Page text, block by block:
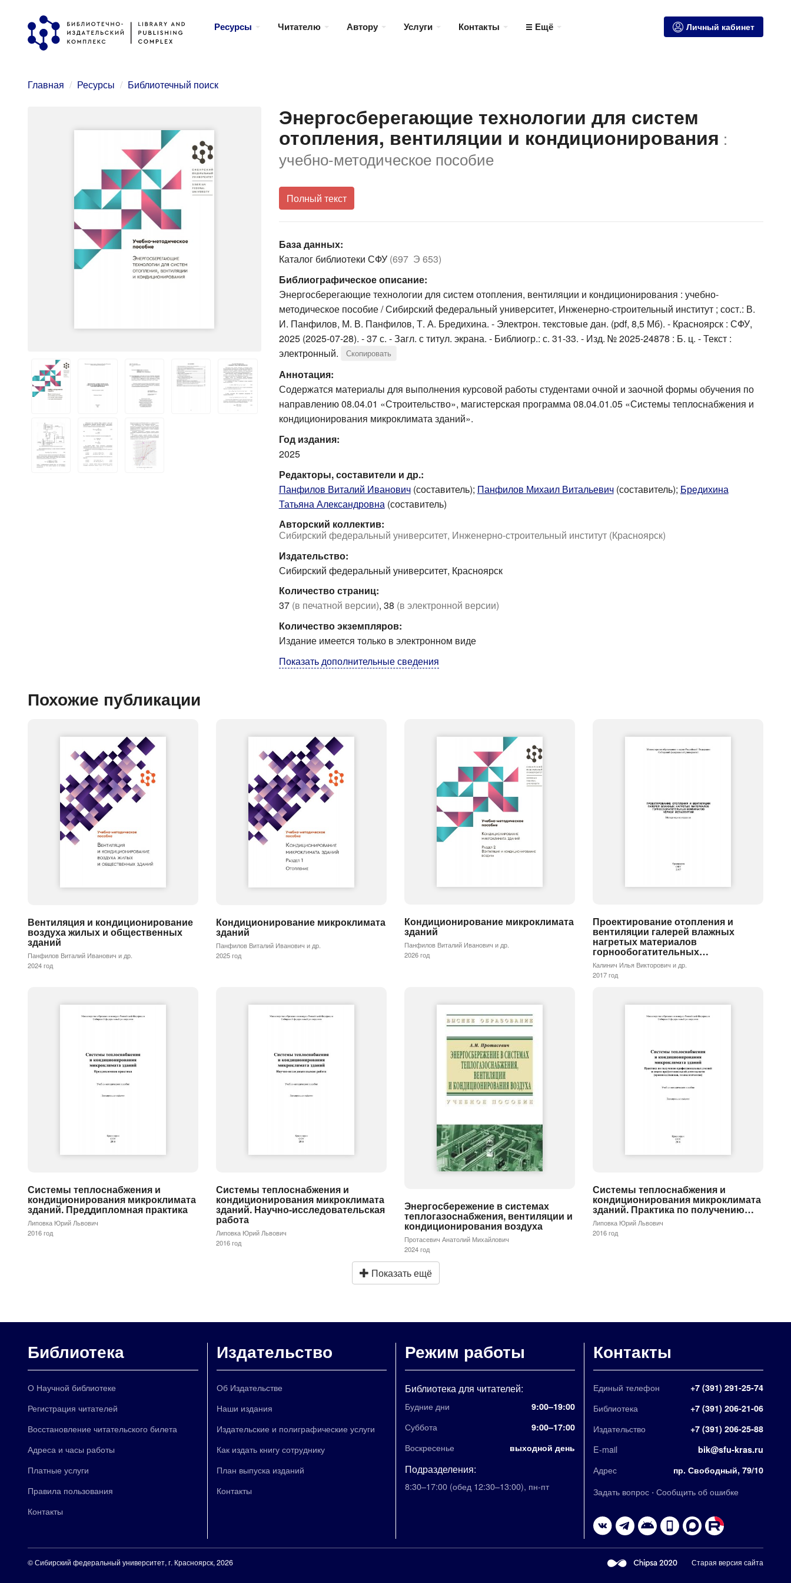
Перейти
основному
Ресурсы Читателю Автору Услуги Контакты Ещё Личный кабинет
Главная Ресурсы Библиотечный поиск
Энергосберегающие технологии для систем
отопления, вентиляции и кондиционирования :
учебно-методическое пособие
Полный текст
База данных:
Каталог библиотеки СФУ (697 Э 653)
Библиографическое описание:
Энергосберегающие технологии для систем отопления, вентиляции и кондиционирования : учебно-
методическое пособие / Сибирский федеральный университет, Инженерно-строительный институт ; сост.: В.
И. Панфилов, М. В. Панфилов, Т. А. Бредихина. - Электрон. текстовые дан. (pdf, 8,5 Мб). - Красноярск : СФУ,
2025 (2025-07-28). - 37 с. - Загл. с титул. экрана. - Библиогр.: с. 31-33. - Изд. № 2025-24878 : Б. ц. - Текст :
электронный.
Скопировать
Аннотация:
Содержатся материалы для выполнения курсовой работы студентами очной и заочной формы обучения по
направлению 08.04.01 «Строительство», магистерская программа 08.04.01.05 «Системы теплоснабжения и
кондиционирования микроклимата зданий».
Год издания:
2025
Редакторы, составители и др.:
Панфилов Виталий Иванович(составитель); Панфилов Михаил Витальевич(составитель); Бредихина
Татьяна Александровна(составитель)
Авторский коллектив:
Сибирский федеральный университет, Инженерно-строительный институт (Красноярск)
Издательство:
Сибирский федеральный университет, Красноярск
Количество страниц:
37 (в печатной версии), 38 (в электронной версии)
Количество экземпляров:
Издание имеется только в электронном виде
Показать дополнительные сведения
Похожие публикации
Вентиляция и кондиционирование
воздуха жилых и общественных
зданий
Панфилов Виталий Иванович и др.
2024 год
Кондиционирование микроклимата
зданий
Панфилов Виталий Иванович и др.
2025 год
Кондиционирование микроклимата
зданий
Панфилов Виталий Иванович и др.
2026 год
Проектирование отопления и
вентиляции галерей влажных
нагретых материалов
горнообогатительных…
Калинич Илья Викторович и др.
2017 год
Системы теплоснабжения и
кондиционирования микроклимата
зданий. Преддипломная практика
Липовка Юрий Львович
2016 год
Системы теплоснабжения и
кондиционирования микроклимата
зданий. Научно-исследовательская
работа
Липовка Юрий Львович
2016 год
Энергосбережение в системах
теплогазоснабжения, вентиляции и
кондиционирования воздуха
Протасевич Анатолий Михайлович
2024 год
Системы теплоснабжения и
кондиционирования микроклимата
зданий. Практика по получению…
Липовка Юрий Львович
2016 год
Показать ещё
Библиотека
О Научной библиотеке
Регистрация читателей
Восстановление читательского билета
Адреса и часы работы
Платные услуги
Правила пользования
Контакты
Издательство
Об Издательстве
Наши издания
Издательские и полиграфические услуги
Как издать книгу сотруднику
План выпуска изданий
Контакты
Режим работы
Библиотека для читателей:
Будние дни 9:00–19:00
Суббота 9:00–17:00
Воскресенье выходной день
Подразделения:
8:30–17:00 (обед 12:30–13:00), пн-пт
Контакты
Единый телефон +7 (391) 291-25-74
Библиотека +7 (391) 206-21-06
Издательство +7 (391) 206-25-88
E-mail bik@sfu-kras.ru
Адрес пр. Свободный, 79/10
Задать вопрос · Сообщить об ошибке
©Сибирский федеральный университет, г. Красноярск, 2026 Старая версия сайта